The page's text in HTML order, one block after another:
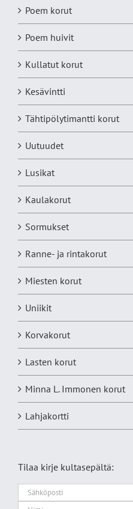
Poem korut
Poem huivit
Kullatut korut
Kesävintti
Tähtipölytimantti korut
Uutuudet
Lusikat
Kaulakorut
Sormukset
Ranne- ja rintakorut
Miesten korut
Uniikit
Korvakorut
Lasten korut
Minna L. Immonen korut
Lahjakortti
Tilaa kirje kultasepältä: